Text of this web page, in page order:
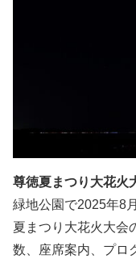
尊徳夏まつり大花火
緑地公園で2025年8
夏まつり大花火大会
数、座席案内、プロ